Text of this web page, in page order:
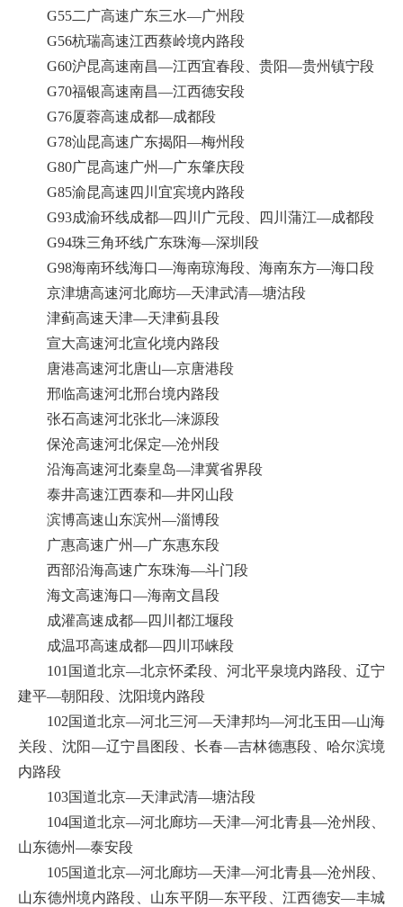
G55二广高速广东三水—广州段
G56杭瑞高速江西蔡岭境内路段
G60沪昆高速南昌—江西宜春段、贵阳—贵州镇宁段
G70福银高速南昌—江西德安段
G76厦蓉高速成都—成都段
G78汕昆高速广东揭阳—梅州段
G80广昆高速广州—广东肇庆段
G85渝昆高速四川宜宾境内路段
G93成渝环线成都—四川广元段、四川蒲江—成都段
G94珠三角环线广东珠海—深圳段
G98海南环线海口—海南琼海段、海南东方—海口段
京津塘高速河北廊坊—天津武清—塘沽段
津蓟高速天津—天津蓟县段
宣大高速河北宣化境内路段
唐港高速河北唐山—京唐港段
邢临高速河北邢台境内路段
张石高速河北张北—涞源段
保沧高速河北保定—沧州段
沿海高速河北秦皇岛—津冀省界段
泰井高速江西泰和—井冈山段
滨博高速山东滨州—淄博段
广惠高速广州—广东惠东段
西部沿海高速广东珠海—斗门段
海文高速海口—海南文昌段
成灌高速成都—四川都江堰段
成温邛高速成都—四川邛崃段
101国道北京—北京怀柔段、河北平泉境内路段、辽宁
建平—朝阳段、沈阳境内路段
102国道北京—河北三河—天津邦均—河北玉田—山海
关段、沈阳—辽宁昌图段、长春—吉林德惠段、哈尔滨境
内路段
103国道北京—天津武清—塘沽段
104国道北京—河北廊坊—天津—河北青县—沧州段、
山东德州—泰安段
105国道北京—河北廊坊—天津—河北青县—沧州段、
山东德州境内路段、山东平阴—东平段、江西德安—丰城